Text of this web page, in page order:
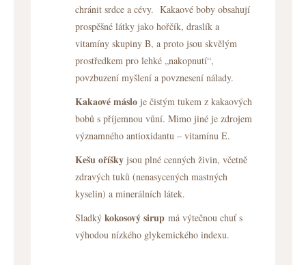
chránit srdce a cévy. Kakaové boby obsahují
prospěšné látky jako hořčík, draslík a
vitamíny skupiny B, a proto jsou skvělým
prostředkem pro lehké „nakopnutí“,
povzbuzení myšlení a povznesení nálady.
Kakaové máslo je čistým tukem z kakaových
bobů s příjemnou vůní. Mimo jiné je zdrojem
významného antioxidantu – vitamínu E.
Kešu oříšky jsou plné cenných živin, včetně
zdravých tuků (nenasycených mastných
kyselin) a minerálních látek.
Sladký kokosový sirup má výtečnou chuť s
výhodou nízkého glykemického indexu.